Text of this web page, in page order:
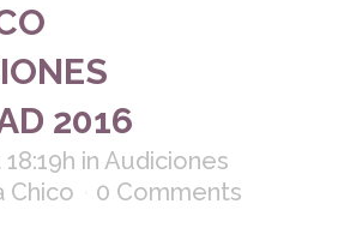
2016
in Audiciones
Chico
0 Comments